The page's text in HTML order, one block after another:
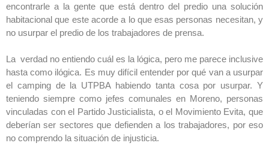
encontrarle a la gente que está dentro del predio una solución
habitacional que este acorde a lo que esas personas necesitan, y
no usurpar el predio de los trabajadores de prensa.
La verdad no entiendo cuál es la lógica, pero me parece inclusive
hasta como ilógica. Es muy difícil entender por qué van a usurpar
el camping de la UTPBA habiendo tanta cosa por usurpar. Y
teniendo siempre como jefes comunales en Moreno, personas
vinculadas con el Partido Justicialista, o el Movimiento Evita, que
deberían ser sectores que defienden a los trabajadores, por eso
no comprendo la situación de injusticia.